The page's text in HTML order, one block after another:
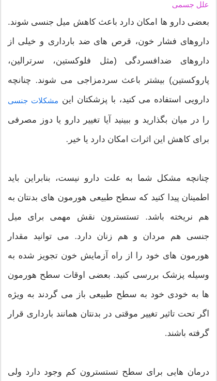
علل جسمی
بعضی دارو ها امکان دارد باعث کاهش میل جنسی شوند.
داروهای فشار خون، قرص های ضد بارداری و خیلی از
داروهای ضدافسردگی (مثل فلوکستین، سرترالین،
پاروکستین) بیشتر باعث سردمزاجی می شوند. چنانچه
دارویی استفاده می کنید، با پزشکتان این مشکلات جنسی
را در میان بگذارید و ببینید آیا تغییر دارو یا دوز مصرفی
برای کاهش این اثرات امکان دارد یا خیر.
چنانچه مشکل شما به علت دارو نیست، بنابراین باید
اطمینان پیدا کنید که سطح طبیعی هورمون های بدنتان به
هم نریخته باشد. تستسترون نقش مهمی برای میل
جنسی هم مردان و هم زنان دارد. می توانید مقدار
هورمون های خود را از راه آزمایش خون تجویز شده به
وسیله پزشک بررسی کنید. بعضی اوقات سطح هورمون
ها به خودی خود به سطح طبیعی باز می گردند به ویژه
اگر تحت تاثیر تغییر موقتی در بدنتان همانند بارداری قرار
گرفته باشند.
درمان هایی برای سطح تستسترون کم وجود دارد ولی